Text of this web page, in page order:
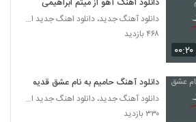
آهنگ افشین یوسفی بنام دستا بالا
۲۴۵ بازدید
دانلود آهنگ جدید و زیبای علی عباسی (1) با
نام جذاب ترین
۰۰:۲۰
دانلود اهنگ آهو از میثم ابراهیمی
دانلود آهنگ جدید، دانلود اهنگ جدید ایرانی
۴۶۸ بازدید
دانلود آهنگ حامیم به نام عشق قدیمی
دانلود آهنگ جدید، دانلود اهنگ جدید ایرانی
۳۳۰ بازدید